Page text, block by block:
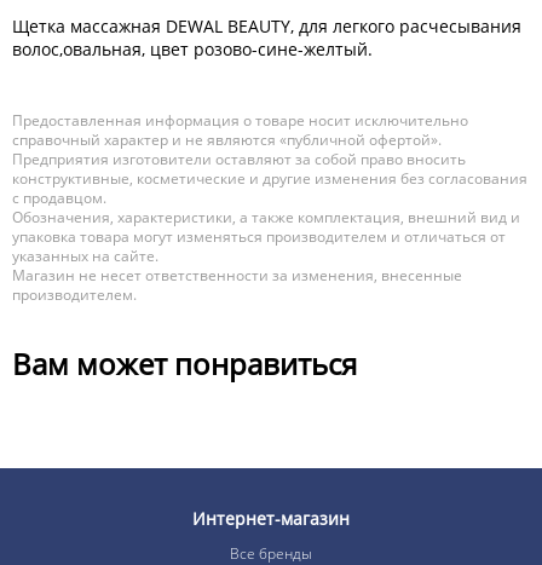
Щетка массажная DEWAL BEAUTY, для легкого расчесывания
волос,овальная, цвет розово-сине-желтый.
Предоставленная информация о товаре носит исключительно
справочный характер и не являются «публичной офертой».
Предприятия изготовители оставляют за собой право вносить
конструктивные, косметические и другие изменения без согласования
с продавцом.
Обозначения, характеристики, а также комплектация, внешний вид и
упаковка товара могут изменяться производителем и отличаться от
указанных на сайте.
Магазин не несет ответственности за изменения, внесенные
производителем.
Вам может понравиться
Интернет-магазин
Все бренды